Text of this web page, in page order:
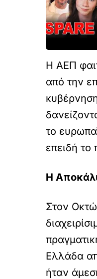
Η ΑΕΠ
από την
το
επειδή
Η
Στον
Ελλάδα
ήταν